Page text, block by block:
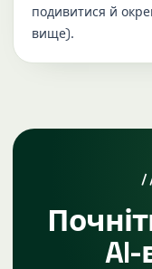
подивитися й
вище).